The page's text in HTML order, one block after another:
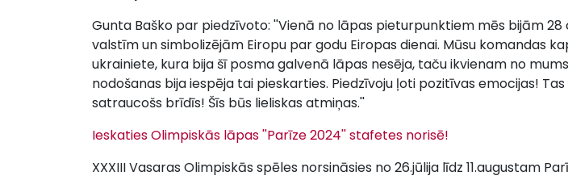
Gunta Baško par piedzīvoto: ''Vienā no lāpas pieturpunktiem mēs bijām 28
valstīm un simbolizējām Eiropu par godu Eiropas dienai. Mūsu komandas
ukrainiete, kura bija šī posma galvenā lāpas nesēja, taču ikvienam no
nodošanas bija iespēja tai pieskarties. Piedzīvoju ļoti pozitīvas emocijas!
satraucošs brīdīs! Šīs būs lieliskas atmiņas.''
Ieskaties Olimpiskās lāpas ''Parīze 2024'' stafetes norisē!
XXXIII Vasaras Olimpiskās spēles norsināsies no 26.jūlija līdz 11.augustam